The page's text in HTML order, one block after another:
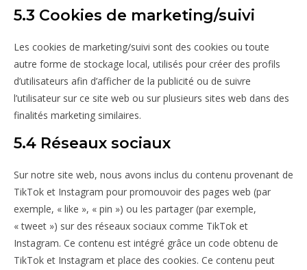
5.3 Cookies de marketing/suivi
Les cookies de marketing/suivi sont des cookies ou toute
autre forme de stockage local, utilisés pour créer des profils
d’utilisateurs afin d’afficher de la publicité ou de suivre
l’utilisateur sur ce site web ou sur plusieurs sites web dans des
finalités marketing similaires.
5.4 Réseaux sociaux
Sur notre site web, nous avons inclus du contenu provenant de
TikTok et Instagram pour promouvoir des pages web (par
exemple, « like », « pin ») ou les partager (par exemple,
« tweet ») sur des réseaux sociaux comme TikTok et
Instagram. Ce contenu est intégré grâce un code obtenu de
TikTok et Instagram et place des cookies. Ce contenu peut